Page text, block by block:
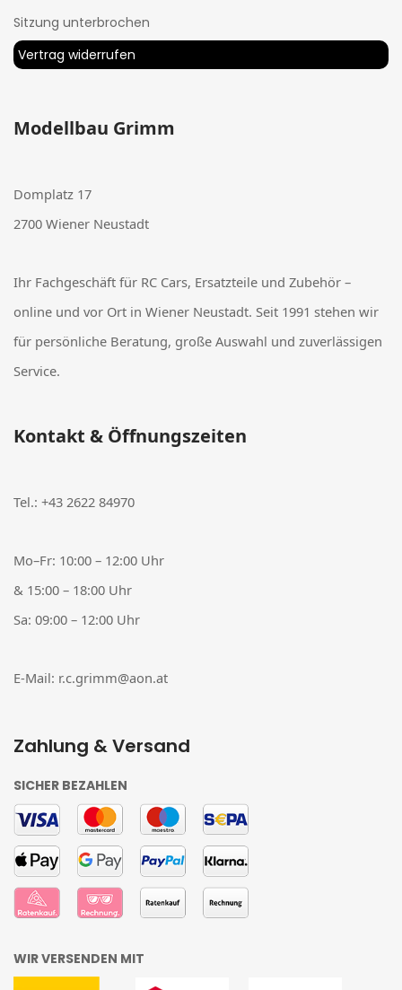
Sitzung unterbrochen
Vertrag widerrufen
Modellbau Grimm
Domplatz 17
2700 Wiener Neustadt
Ihr Fachgeschäft für RC Cars, Ersatzteile und Zubehör –
online und vor Ort in Wiener Neustadt. Seit 1991 stehen wir
für persönliche Beratung, große Auswahl und zuverlässigen
Service.
Kontakt & Öffnungszeiten
Tel.: +43 2622 84970
Mo–Fr: 10:00 – 12:00 Uhr
& 15:00 – 18:00 Uhr
Sa: 09:00 – 12:00 Uhr
E-Mail: r.c.grimm@aon.at
Zahlung & Versand
SICHER BEZAHLEN
WIR VERSENDEN MIT